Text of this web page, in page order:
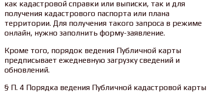
как кадастровой справки или выписки, так и для
получения кадастрового паспорта или плана
территории. Для получения такого запроса в режиме
онлайн, нужно заполнить форму-заявление.
Кроме того, порядок ведения Публичной карты
предписывает ежедневную загрузку сведений и
обновлений.
§ П. 4 Порядка ведения Публичной кадастровой карты